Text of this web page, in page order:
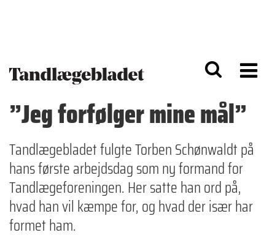
”Jeg forfølger mine mål”
Tandlægebladet fulgte Torben Schønwaldt på
hans første arbejdsdag som ny formand for
Tandlægeforeningen. Her satte han ord på,
hvad han vil kæmpe for, og hvad der især har
formet ham.